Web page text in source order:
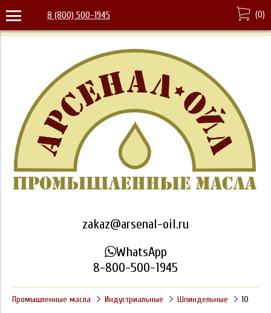
8 (800) 500-1945 (0)
zakaz@arsenal-oil.ru
WhatsApp
8-800-500-1945
Промышленные масла Индустриальные Шпиндельные 10